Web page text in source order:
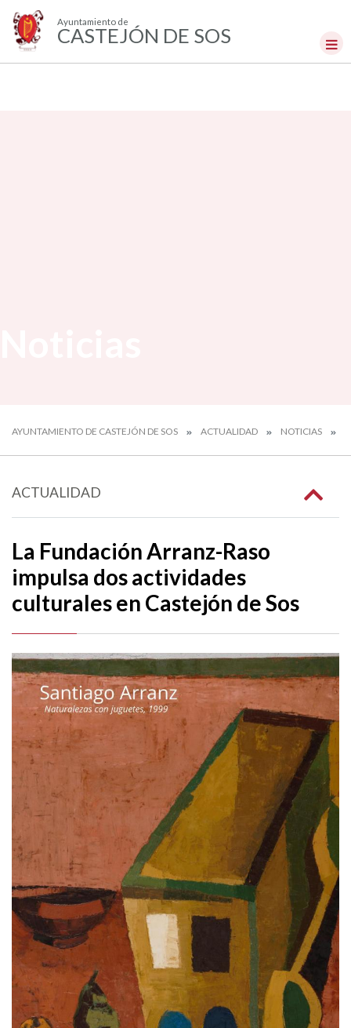
Ayuntamiento de
CASTEJÓN DE SOS
AYUNTAMIENTO DE CASTEJÓN DE SOS ACTUALIDAD NOTICIAS
ACTUALIDAD
La Fundación Arranz-Raso
impulsa dos actividades
culturales en Castejón de Sos